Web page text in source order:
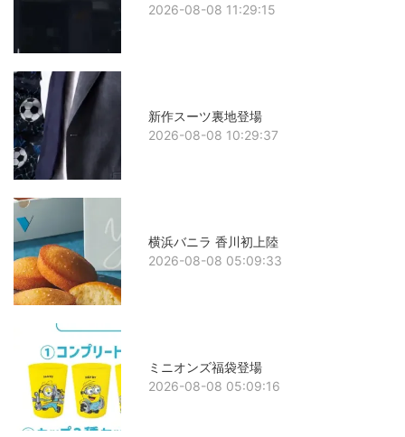
2026-08-08 11:29:15
新作スーツ裏地登場
2026-08-08 10:29:37
横浜バニラ 香川初上陸
2026-08-08 05:09:33
ミニオンズ福袋登場
2026-08-08 05:09:16